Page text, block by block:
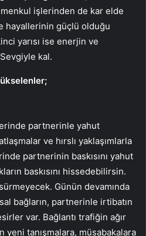
işlerinden de kar elde
hayallerinin güçlü olduğu
yarısı ise enerjin ve
kal.
partnerinle yahut
ve hırslı yaklaşımlarla
partnerinin baskısını yahut
baskısını hissedebilirsin.
Günün devamında
bağların, partnerinle irtibatın
var. Bağlantı trafiğin ağır
yeni tanışmalara, müsabakalara